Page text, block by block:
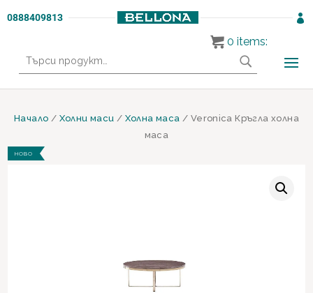
0888409813 
за:
Начало / Холни маси / Холна маса / Veronica Кръгла холна
маса
НОВО
0 items: